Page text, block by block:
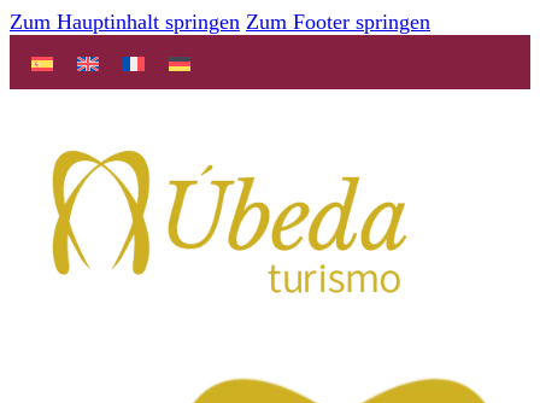
Zum Hauptinhalt springen Zum Footer springen